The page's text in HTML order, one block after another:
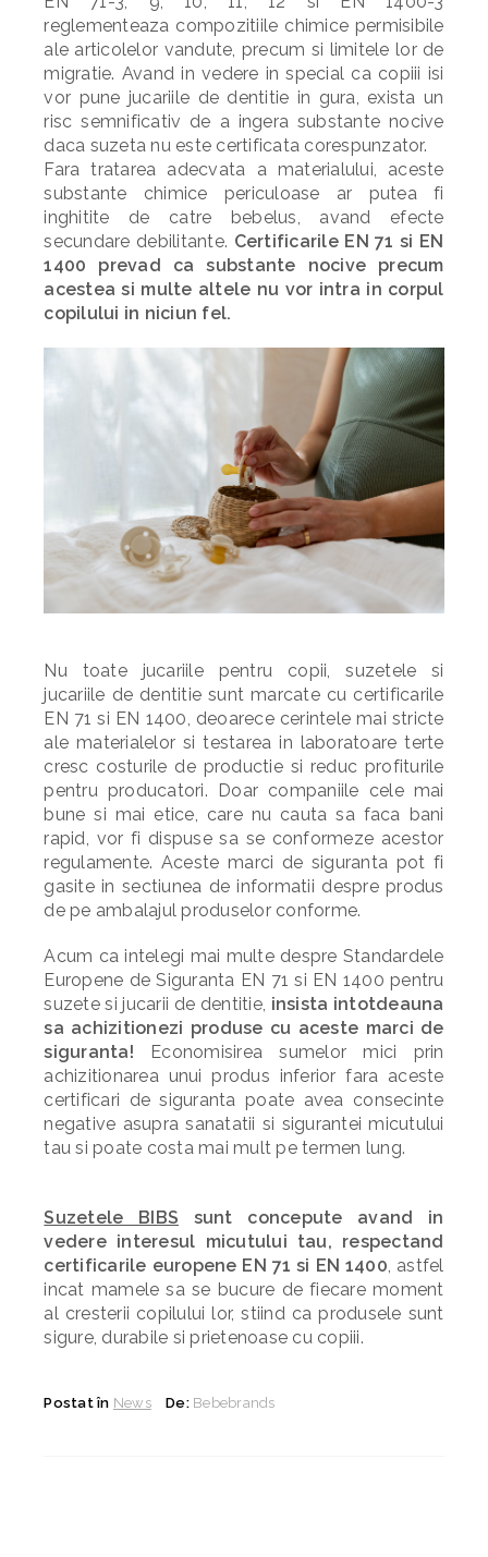
reglementeaza compozitiile chimice permisibile
ale articolelor vandute, precum si limitele lor de
migratie. Avand in vedere in special ca copiii isi
vor pune jucariile de dentitie in gura, exista un
risc semnificativ de a ingera substante nocive
daca suzeta nu este certificata corespunzator.
Fara tratarea adecvata a materialului, aceste
substante chimice periculoase ar putea fi
inghitite de catre bebelus, avand efecte
secundare debilitante. Certificarile EN 71 si EN
1400 prevad ca substante nocive precum
acestea si multe altele nu vor intra in corpul
copilului in niciun fel.
Nu toate jucariile pentru copii, suzetele si
jucariile de dentitie sunt marcate cu certificarile
EN 71 si EN 1400, deoarece cerintele mai stricte
ale materialelor si testarea in laboratoare terte
cresc costurile de productie si reduc profiturile
pentru producatori. Doar companiile cele mai
bune si mai etice, care nu cauta sa faca bani
rapid, vor fi dispuse sa se conformeze acestor
regulamente. Aceste marci de siguranta pot fi
gasite in sectiunea de informatii despre produs
de pe ambalajul produselor conforme.
Acum ca intelegi mai multe despre Standardele
Europene de Siguranta EN 71 si EN 1400 pentru
suzete si jucarii de dentitie, insista intotdeauna
sa achizitionezi produse cu aceste marci de
siguranta! Economisirea sumelor mici prin
achizitionarea unui produs inferior fara aceste
certificari de siguranta poate avea consecinte
negative asupra sanatatii si sigurantei micutului
tau si poate costa mai mult pe termen lung.
Suzetele BIBS sunt concepute avand in
vedere interesul micutului tau, respectand
certificarile europene EN 71 si EN 1400, astfel
incat mamele sa se bucure de fiecare moment
al cresterii copilului lor, stiind ca produsele sunt
sigure, durabile si prietenoase cu copiii.
Postat în News De: Bebebrands